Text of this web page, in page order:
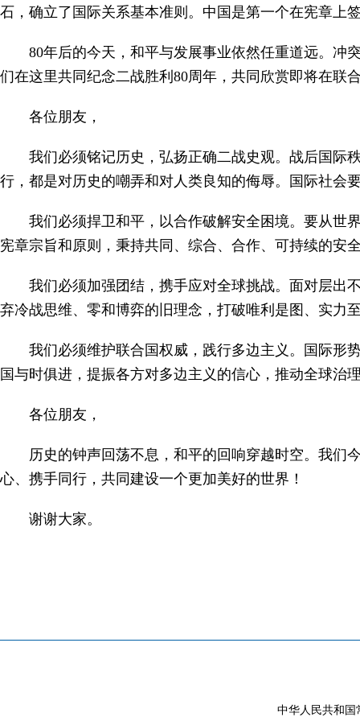
石，确立了国际关系基本准则。中国是第一个在宪章上
80年后的今天，和平与发展事业依然任重道远。冲
们在这里共同纪念二战胜利80周年，共同欣赏即将在联
各位朋友，
我们必须铭记历史，弘扬正确二战史观。战后国际
行，都是对历史的嘲弄和对人类良知的侮辱。国际社会
我们必须捍卫和平，以合作破解安全困境。要从世
宪章宗旨和原则，秉持共同、综合、合作、可持续的安
我们必须加强团结，携手应对全球挑战。面对层出
弃冷战思维、零和博弈的旧理念，打破唯利是图、实力
我们必须维护联合国权威，践行多边主义。国际形
国与时俱进，提振各方对多边主义的信心，推动全球治
各位朋友，
历史的钟声回荡不息，和平的回响穿越时空。我们
心、携手同行，共同建设一个更加美好的世界！
谢谢大家。
中华人民共和国